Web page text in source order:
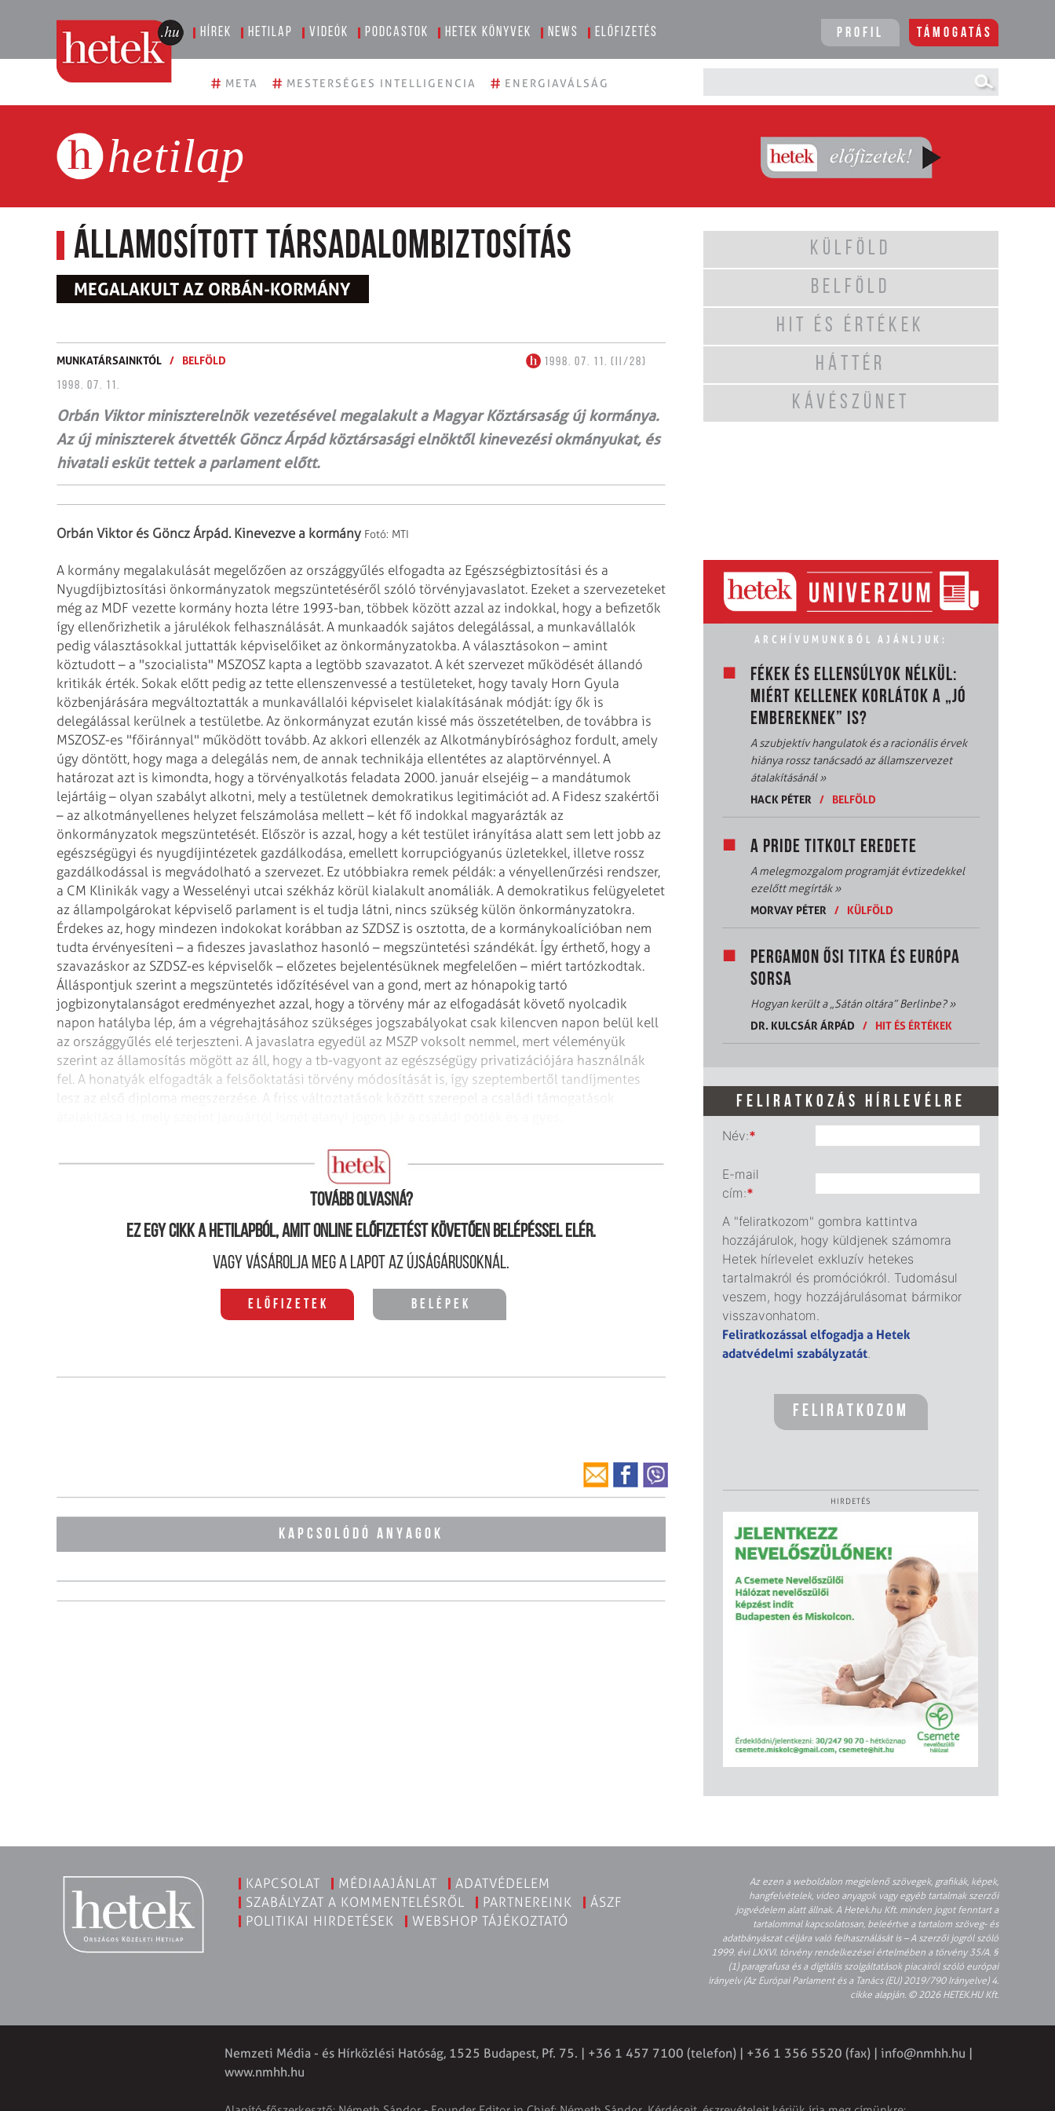
Hírek Hetilap Videók Podcastok Hetek könyvek News Előfizetés Profil Támogatás
# META # MESTERSÉGES INTELLIGENCIA # ENERGIAVÁLSÁG
hetilap
Államosított társadalombiztosítás
MEGALAKULT AZ ORBÁN-KORMÁNY
MUNKATÁRSAINKTÓL / BELFÖLD
1998. 07. 11. (II/28)
1998. 07. 11.
Orbán Viktor miniszterelnök vezetésével megalakult a Magyar Köztársaság új kormánya.
Az új miniszterek átvették Göncz Árpád köztársasági elnöktől kinevezési okmányukat, és
hivatali esküt tettek a parlament előtt.
Orbán Viktor és Göncz Árpád. Kinevezve a kormány Fotó: MTI
A kormány megalakulását megelőzően az országgyűlés elfogadta az Egészségbiztosítási és a
Nyugdíjbiztosítási önkormányzatok megszüntetéséről szóló törvényjavaslatot. Ezeket a szervezeteket
még az MDF vezette kormány hozta létre 1993-ban, többek között azzal az indokkal, hogy a befizetők
így ellenőrizhetik a járulékok felhasználását. A munkaadók sajátos delegálással, a munkavállalók
pedig választásokkal juttatták képviselőiket az önkormányzatokba. A választásokon – amint
köztudott – a "szocialista" MSZOSZ kapta a legtöbb szavazatot. A két szervezet működését állandó
kritikák érték. Sokak előtt pedig az tette ellenszenvessé a testületeket, hogy tavaly Horn Gyula
közbenjárására megváltoztatták a munkavállalói képviselet kialakításának módját: így ők is
delegálással kerülnek a testületbe. Az önkormányzat ezután kissé más összetételben, de továbbra is
MSZOSZ-es "főiránnyal" működött tovább. Az akkori ellenzék az Alkotmánybírósághoz fordult, amely
úgy döntött, hogy maga a delegálás nem, de annak technikája ellentétes az alaptörvénnyel. A
határozat azt is kimondta, hogy a törvényalkotás feladata 2000. január elsejéig – a mandátumok
lejártáig – olyan szabályt alkotni, mely a testületnek demokratikus legitimációt ad. A Fidesz szakértői
– az alkotmányellenes helyzet felszámolása mellett – két fő indokkal magyarázták az
önkormányzatok megszüntetését. Először is azzal, hogy a két testület irányítása alatt sem lett jobb az
egészségügyi és nyugdíjintézetek gazdálkodása, emellett korrupciógyanús üzletekkel, illetve rossz
gazdálkodással is megvádolható a szervezet. Ez utóbbiakra remek példák: a vényellenűrzési rendszer,
a CM Klinikák vagy a Wesselényi utcai székház körül kialakult anomáliák. A demokratikus felügyeletet
az állampolgárokat képviselő parlament is el tudja látni, nincs szükség külön önkormányzatokra.
Érdekes az, hogy mindezen indokokat korábban az SZDSZ is osztotta, de a kormánykoalícióban nem
tudta érvényesíteni – a fideszes javaslathoz hasonló – megszüntetési szándékát. Így érthető, hogy a
szavazáskor az SZDSZ-es képviselők – előzetes bejelentésüknek megfelelően – miért tartózkodtak.
Álláspontjuk szerint a megszüntetés időzítésével van a gond, mert az hónapokig tartó
jogbizonytalanságot eredményezhet azzal, hogy a törvény már az elfogadását követő nyolcadik
napon hatályba lép, ám a végrehajtásához szükséges jogszabályokat csak kilencven napon belül kell
az országgyűlés elé terjeszteni. A javaslatra egyedül az MSZP voksolt nemmel, mert véleményük
szerint az államosítás mögött az áll, hogy a tb-vagyont az egészségügy privatizációjára használnák
fel. A honatyák elfogadták a felsőoktatási törvény módosítását is, így szeptembertől tandíjmentes
lesz az első diploma megszerzése. A friss változtatások
között szerepel a családi támogatások
Pepita szakszervezeti front
Tovább olvasná?
Ez egy cikk a hetilapból, amit online előfizetést követően belépéssel elér.
Vagy vásárolja meg a lapot az újságárusoknál.
Előfizetek Belépek
KAPCSOLÓDÓ ANYAGOK
KÜLFÖLD
BELFÖLD
HIT ÉS ÉRTÉKEK
HÁTTÉR
KÁVÉSZÜNET
ARCHÍVUMUNKBÓL AJÁNLJUK:
FÉKEK ÉS ELLENSÚLYOK NÉLKÜL:
MIÉRT KELLENEK KORLÁTOK A „JÓ
EMBEREKNEK” IS?
A szubjektív hangulatok és a racionális érvek
hiánya rossz tanácsadó az államszervezet
átalakításánál»
HACK PÉTER
/ BELFÖLD
A PRIDE TITKOLT EREDETE
A melegmozgalom programját évtizedekkel
ezelőtt megírták»
MORVAY PÉTER
/ KÜLFÖLD
PERGAMON ŐSI TITKA ÉS EURÓPA
SORSA
Hogyan került a „Sátán oltára” Berlinbe?»
DR. KULCSÁR ÁRPÁD
/ HIT ÉS ÉRTÉKEK
FELIRATKOZÁS HÍRLEVÉLRE
Név:*
E-mail
cím:*
A "feliratkozom" gombra kattintva
hozzájárulok, hogy küldjenek számomra
Hetek hírlevelet exkluzív hetekes
tartalmakról és promóciókról. Tudomásul
veszem, hogy hozzájárulásomat bármikor
visszavonhatom.
Feliratkozással elfogadja a Hetek
adatvédelmi szabályzatát.
HIRDETÉS
KAPCSOLAT MÉDIAAJÁNLAT
ADATVÉDELEM
SZABÁLYZAT A KOMMENTELÉSRŐL
PARTNEREINK
ÁSZF
POLITIKAI HIRDETÉSEK
WEBSHOP TÁJÉKOZTATÓ
Az ezen a weboldalon megjelenő szövegek, grafikák, képek,
hangfelvételek, video anyagok vagy egyéb tartalmak szerzői
jogvédelem alatt állnak. A Hetek.hu Kft. minden jogot fenntart a
tartalommal kapcsolatosan, beleértve a tartalom szöveg- és
adatbányászat céljára való felhasználását is – A szerzői jogról szóló
1999. évi LXXVI. törvény rendelkezései értelmében a törvény 35/A. §
(1) paragrafusa és a digitális szolgáltatások piacairól szóló európai
irányelv (Az Európai Parlament és a Tanács (EU) 2019/790 Irányelve) 4.
cikke alapján. © 2026 HETEK.HU Kft.
Nemzeti Média - és Hírközlési Hatóság, 1525 Budapest, Pf. 75. | +36 1 457 7100 (telefon) | +36 1 356 5520 (fax) | info@nmhh.hu
www.nmhh.hu